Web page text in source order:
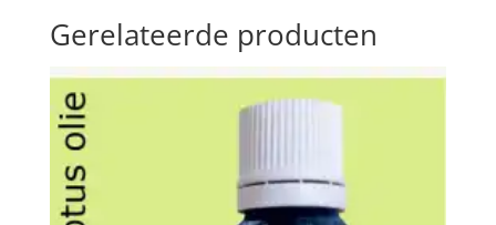
Gerelateerde producten